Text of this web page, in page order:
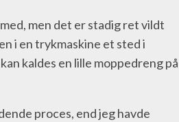
men det er stadig ret vildt
i en trykmaskine et sted i
kaldes en lille moppedreng på
proces, end jeg havde